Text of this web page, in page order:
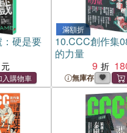
硬是要
滿額折
10.CCC創作集
的力量
9
無庫存